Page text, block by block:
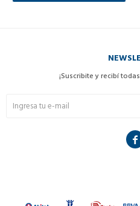
¡Suscribite y recibí
